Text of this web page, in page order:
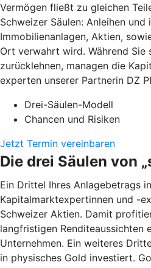
Vermögen fließt zu gleichen
Schweizer Säulen: Anleihen und
Immobilienanlagen, Aktien,
Ort verwahrt wird. Während Sie
zurücklehnen, managen die
experten unserer Partnerin DZ
Drei-Säulen-Modell
Chancen und Risiken
Jetzt Termin vereinbaren
Die drei Säulen von
Ein Drittel Ihres Anlagebetrags
Kapitalmarktexpertinnen und -
Schweizer Aktien. Damit
langfristigen Renditeaussichten
Unternehmen. Ein weiteres
in physisches Gold investiert.